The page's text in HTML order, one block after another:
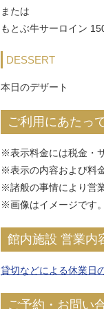
または
もとぶ牛サーロイン
DESSERT
本日のデザート
ご利用にあたっ
※表示料金には税金・
※表示の内容および料
※諸般の事情により営
※画像はイメージです。
館内施設 営業内
貸切などによる休業日
ご予約・お問い